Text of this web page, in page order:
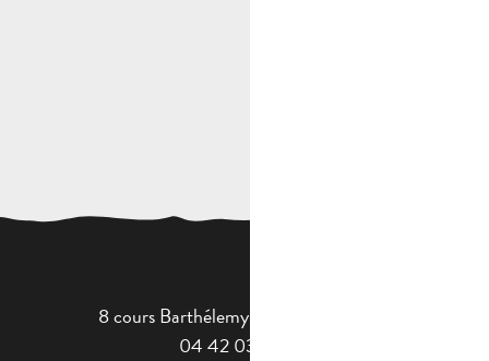
8 cours Barthélemy - 13400 Aubagne
04 42 03 49 98